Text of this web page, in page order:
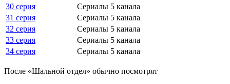
30 серия
Сериалы 5 канала
31 серия
Сериалы 5 канала
32 серия
Сериалы 5 канала
33 серия
Сериалы 5 канала
34 серия
Сериалы 5 канала
По­сле «Шальной отдел» обыч­но по­смот­рят